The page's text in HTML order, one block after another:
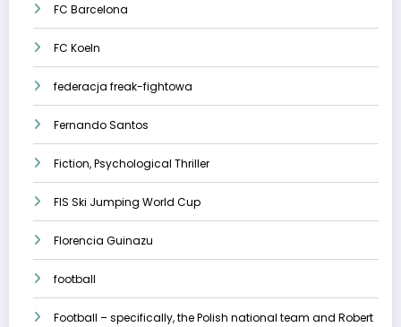
FC Barcelona
FC Koeln
federacja freak-fightowa
Fernando Santos
Fiction, Psychological Thriller
FIS Ski Jumping World Cup
Florencia Guinazu
football
Football – specifically, the Polish national team and Robert